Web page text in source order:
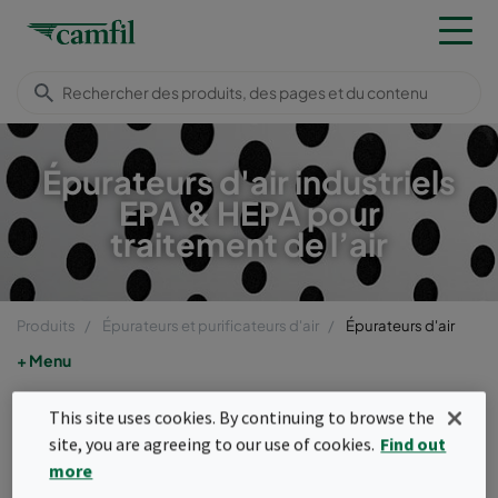
Épurateurs d'air industriels
EPA & HEPA pour
traitement de l’air
Produits Épurateurs et purificateurs d'air Épurateurs d'air
Menu
Épurateurs d'air
Les épurateurs d'air industriels de Camfil
This site uses cookies. By continuing to browse the
site, you are agreeing to our use of cookies. Find out
more